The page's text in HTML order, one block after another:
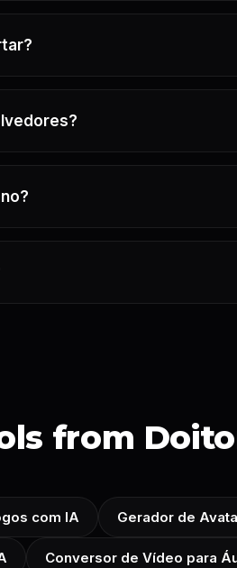
from
com IA Gerador de
Conversor de Vídeo para